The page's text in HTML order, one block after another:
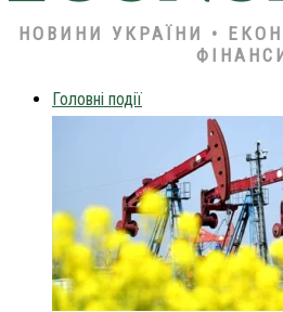
НОВИНИ УКРАЇНИ •
Головні події